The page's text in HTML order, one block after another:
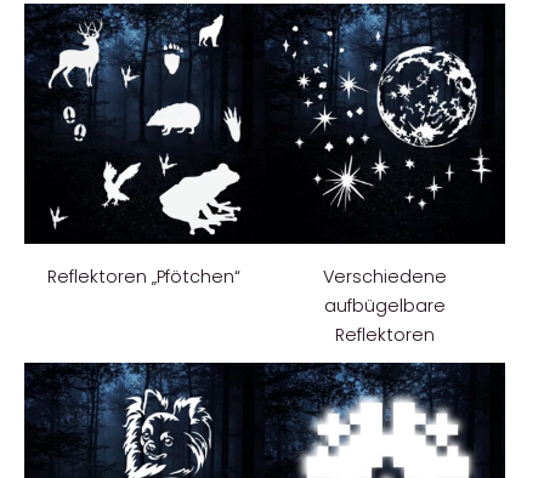
Reflektoren „Pfötchen“
Verschiedene
aufbügelbare
Reflektoren